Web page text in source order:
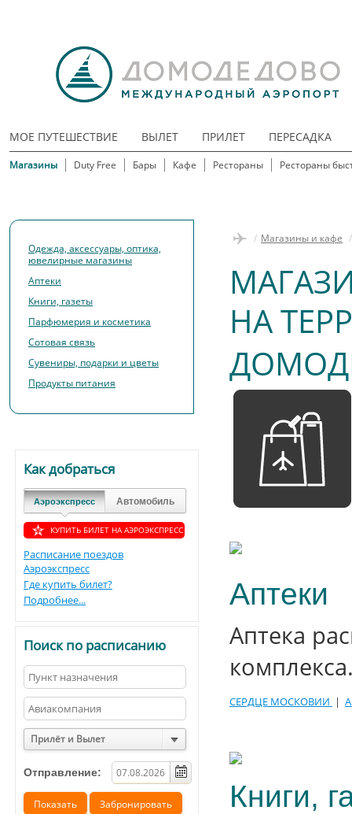
МОЕ ПУТЕШЕСТВИЕ ВЫЛЕТ ПРИЛЕТ ПЕРЕСАДКА
Магазины Duty Free Бары Кафе Рестораны Рестораны
Одежда, аксессуары, оптика,
ювелирные магазины
Аптеки
Книги, газеты
Парфюмерия и косметика
Сотовая связь
Сувениры, подарки и цветы
Продукты питания
Как добраться
Аэроэкспресс Автомобиль
КУПИТЬ БИЛЕТ НА АЭРОЭКСПРЕСС
Расписание поездов
Аэроэкспресс
Где купить билет?
Подробнее...
Поиск по расписанию
Прилёт и Вылет
Отправление:
/ Магазины и кафе /
НА
Аптеки
Аптека
СЕРДЦЕ МОСКОВИИ |
Книги,